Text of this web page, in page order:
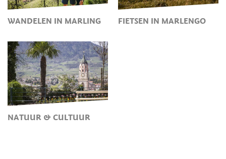
WANDELEN IN MARLING FIETSEN IN MARLENGO
NATUUR & CULTUUR